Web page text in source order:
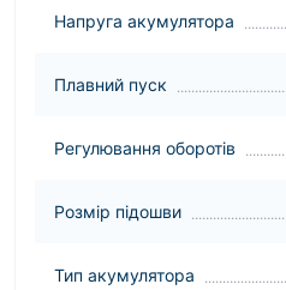
Напруга акумулятора
Плавний пуск
Регулювання оборотів
Розмір підошви
Тип акумулятора